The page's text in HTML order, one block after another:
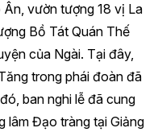
vườn tượng 18 vị La
Bồ Tát Quán Thế
của Ngài. Tại đây,
trong phái đoàn đã
ban nghi lễ đã cung
lâm Đạo tràng tại Giảng